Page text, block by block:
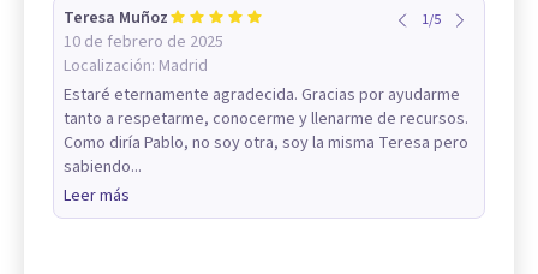
Teresa Muñoz
10 de febrero de 2025
Localización: Madrid
1/5
Estaré eternamente agradecida. Gracias por ayudarme
tanto a respetarme, conocerme y llenarme de recursos.
Como diría Pablo, no soy otra, soy la misma Teresa pero
sabiendo...
Leer más